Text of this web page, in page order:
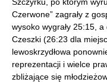
Czerwone” zagrały z
wysoko wygrały 25:15,
Czeszki (26:23 dla
lewoskrzydłowa
reprezentacji i wielce
zbliżające się